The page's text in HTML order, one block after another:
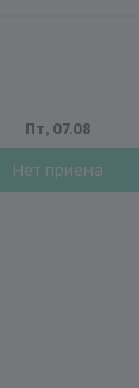
Пт, 07.08
Нет приема